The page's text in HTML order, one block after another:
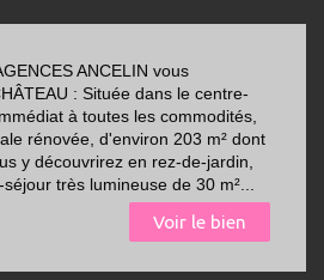
ANCELIN vous
: Située dans le centre-
à toutes les commodités,
rénovée, d'environ 203 m² dont
y découvrirez en rez-de-jardin,
très lumineuse de 30 m²...
Voir le bien